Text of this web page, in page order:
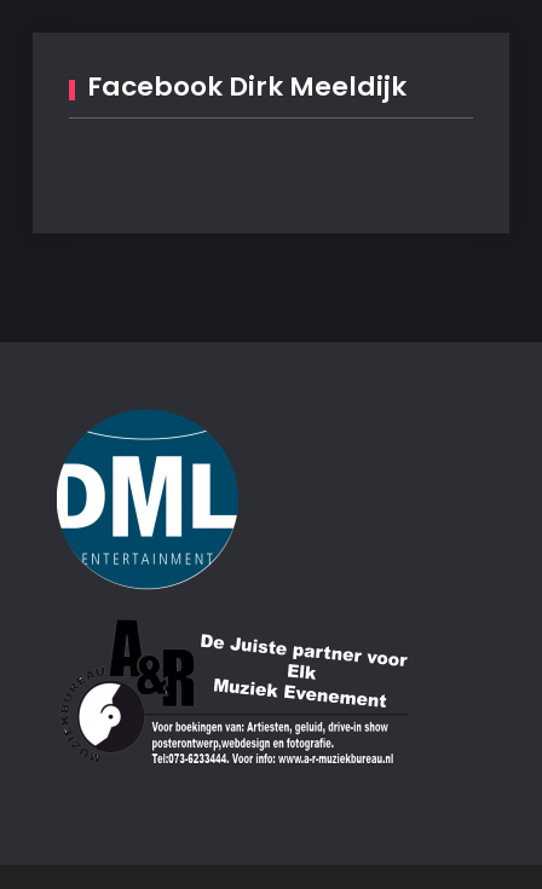
Facebook Dirk Meeldijk